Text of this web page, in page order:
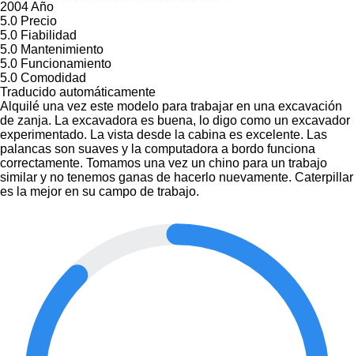
2004 Año
5.0 Precio
5.0 Fiabilidad
5.0 Mantenimiento
5.0 Funcionamiento
5.0 Comodidad
Traducido automáticamente
Alquilé una vez este modelo para trabajar en una excavación
de zanja. La excavadora es buena, lo digo como un excavador
experimentado. La vista desde la cabina es excelente. Las
palancas son suaves y la computadora a bordo funciona
correctamente. Tomamos una vez un chino para un trabajo
similar y no tenemos ganas de hacerlo nuevamente. Caterpillar
es la mejor en su campo de trabajo.